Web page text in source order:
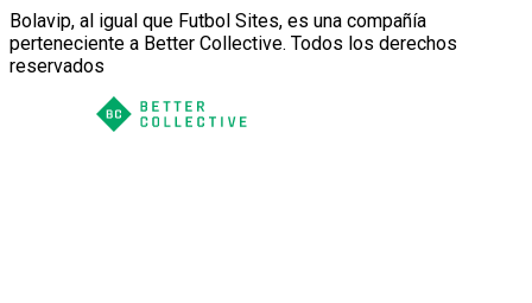
Bolavip, al igual que Futbol Sites, es una compañía
perteneciente a Better Collective. Todos los derechos
reservados